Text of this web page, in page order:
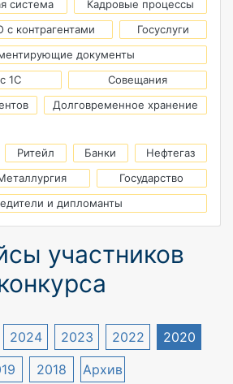
система
Кадровые процессы
с контрагентами
Госуслуги
документы
1С
Совещания
Долговременное хранение
Ритейл Банки
Нефтегаз
Государство
и дипломанты
участников
2024 2023 2022
2020
2018 Архив